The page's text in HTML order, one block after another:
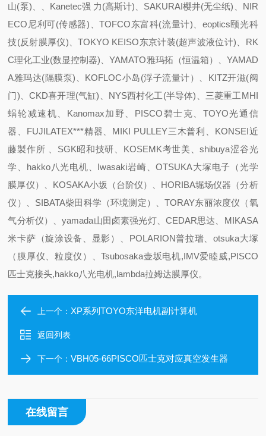
山(泵)、、Kanetec强 力(高斯计)、SAKURAI樱井(无尘纸)、NIR
ECO尼利可(传感器)、TOFCO东富科(流量计)、eoptics颐光科
技(反射膜厚仪)、TOKYO KEISO东京计装(超声波液位计)、RK
C理化工业(数显控制器)、YAMATO雅玛拓（恒温箱）、YAMAD
A雅玛达(隔膜泵)、KOFLOC小岛(浮子流量计）、KITZ开滋(阀
门)、CKD喜开理(气缸)、NYS西村化工(半导体)、三菱重工MHI
蜗轮减速机、Kanomax加野、PISCO碧士克、TOYO光通信
器、FUJILATEX***精器、MIKI PULLEY三木普利、KONSEI近
藤製作所 、SGK昭和技研、KOSEMK考世美、shibuya涩谷光
学、hakko八光电机、Iwasaki岩崎、OTSUKA大塚电子（光学
膜厚仪）、KOSAKA小坂（台阶仪）、HORIBA堀场仪器（分析
仪）、SIBATA柴田科学（环境测定）、TORAY东丽浓度仪（氧
气分析仪）、yamada山田卤素强光灯、CEDAR思达、MIKASA
米卡萨（旋涂设备、显影）、POLARION普拉瑞、otsuka大塚
（膜厚仪、粒度仪）、Tsubosaka壶坂电机,IMV爱睦威,PISCO
匹士克接头,hakko八光电机,lambda拉姆达膜厚仪。
上一个： XP系列TOYO东洋电机副计算机
返回列表
下一个：VBH05-66PISCO匹士克对应真空发生器
在线留言